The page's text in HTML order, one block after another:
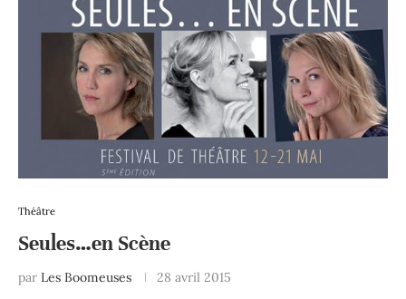
Théâtre
Seules…en Scène
par Les Boomeuses 28 avril 2015